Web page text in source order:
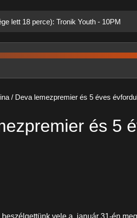
lett 18 perce): Tronik Youth - 10PM
/ Deva lemezpremier és 5 éves
és 5
vele a január 31-én